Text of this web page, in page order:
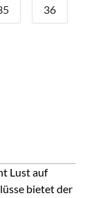
36
Lust auf
bietet der